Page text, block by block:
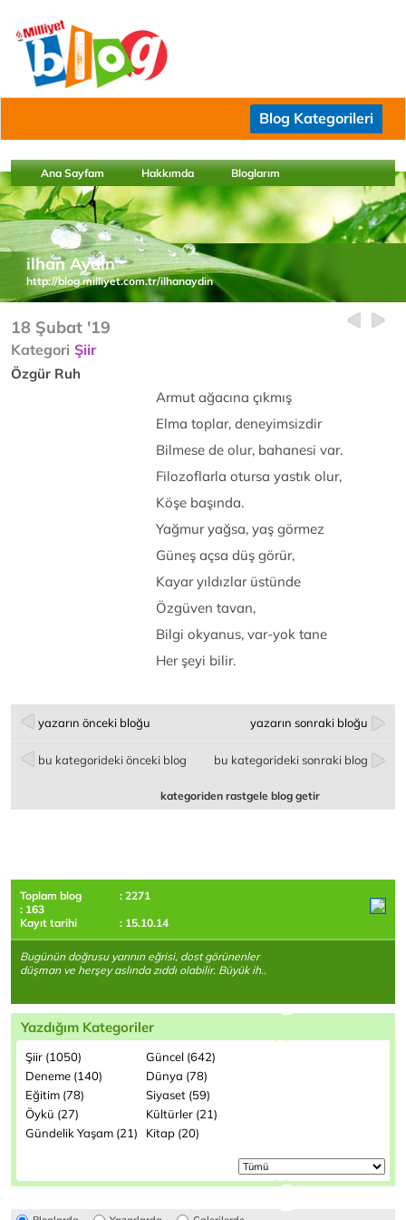
Blog Kategorileri
Ana Sayfam Hakkımda Bloglarım
ilhan Aydın
http://blog.milliyet.com.tr/ilhanaydin
18 Şubat '19
Kategori Şiir
Özgür Ruh
Armut ağacına çıkmış
Elma toplar, deneyimsizdir
Bilmese de olur, bahanesi var.
Filozoflarla otursa yastık olur,
Köşe başında.
Yağmur yağsa, yaş görmez
Güneş açsa düş görür,
Kayar yıldızlar üstünde
Özgüven tavan,
Bilgi okyanus, var-yok tane
Her şeyi bilir.
yazarın önceki bloğu yazarın sonraki bloğu
bu kategorideki önceki blog bu kategorideki sonraki blog
kategoriden rastgele blog getir
Toplam blog
: 2271
: 163
Kayıt tarihi
: 15.10.14
Bugünün doğrusu yarının eğrisi, dost görünenler
düşman ve herşey aslında zıddı olabilir. Büyük ih..
Yazdığım Kategoriler
Şiir (1050)
Güncel (642)
Deneme (140)
Dünya (78)
Eğitim (78)
Siyaset (59)
Öykü (27)
Kültürler (21)
Gündelik Yaşam (21)
Kitap (20)